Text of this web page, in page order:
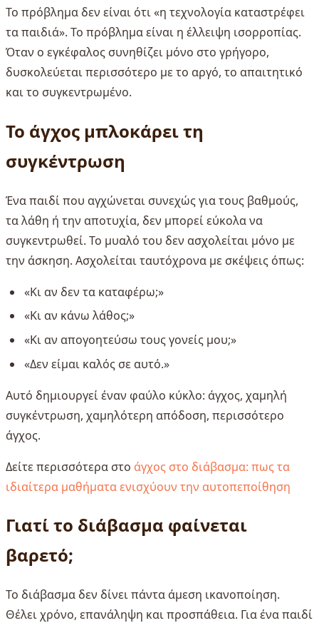
Το πρόβλημα δεν είναι ότι «η τεχνολογία καταστρέφει
τα παιδιά». Το πρόβλημα είναι η έλλειψη ισορροπίας.
Όταν ο εγκέφαλος συνηθίζει μόνο στο γρήγορο,
δυσκολεύεται περισσότερο με το αργό, το απαιτητικό
και το συγκεντρωμένο.
Το άγχος μπλοκάρει τη
συγκέντρωση
Ένα παιδί που αγχώνεται συνεχώς για τους βαθμούς,
τα λάθη ή την αποτυχία, δεν μπορεί εύκολα να
συγκεντρωθεί. Το μυαλό του δεν ασχολείται μόνο με
την άσκηση. Ασχολείται ταυτόχρονα με σκέψεις όπως:
«Κι αν δεν τα καταφέρω;»
«Κι αν κάνω λάθος;»
«Κι αν απογοητεύσω τους γονείς μου;»
«Δεν είμαι καλός σε αυτό.»
Αυτό δημιουργεί έναν φαύλο κύκλο: άγχος, χαμηλή
συγκέντρωση, χαμηλότερη απόδοση, περισσότερο
άγχος.
Δείτε περισσότερα στο άγχος στο διάβασμα: πως τα
ιδιαίτερα μαθήματα ενισχύουν την αυτοπεποίθηση
Γιατί το διάβασμα φαίνεται
βαρετό;
Το διάβασμα δεν δίνει πάντα άμεση ικανοποίηση.
Θέλει χρόνο, επανάληψη και προσπάθεια. Για ένα παιδί